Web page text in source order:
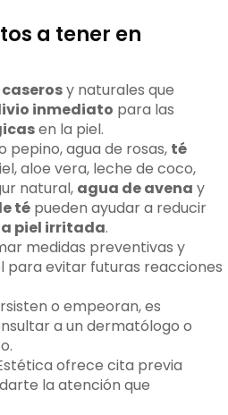
a tener en
y naturales que
inmediato para las
en la piel.
pepino, agua de rosas, té
aloe vera, leche de coco,
natural, agua de avena y
té pueden ayudar a reducir
piel irritada.
medidas preventivas y
para evitar futuras reacciones
o empeoran, es
a un dermatólogo o
ofrece cita previa
la atención que